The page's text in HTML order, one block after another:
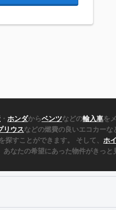
・ ホンダからベンツなどの輸入車を
リウスなどの燃費の良いエコカーな
すことができます。 そして、 ホ
あなたの希望にあった物件がきっと